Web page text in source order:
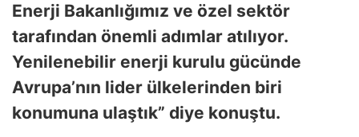
Enerji Bakanlığımız ve özel sektör
tarafından önemli adımlar atılıyor.
Yenilenebilir enerji kurulu gücünde
Avrupa’nın lider ülkelerinden biri
konumuna ulaştık” diye konuştu.